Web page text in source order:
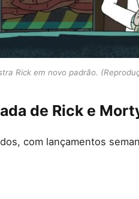
Rick em novo padrão.
de Rick e
com lançamentos